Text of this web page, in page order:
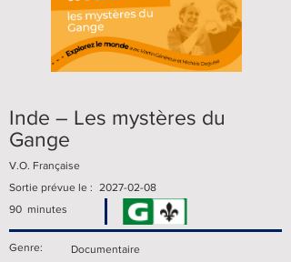
Inde – Les mystères du
Gange
V.O. Française
Sortie prévue le : 2027-02-08
90 minutes
Genre:
Documentaire